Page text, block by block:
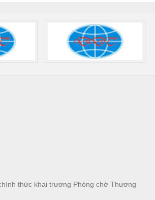
thức khai trương Phòng chờ Thương